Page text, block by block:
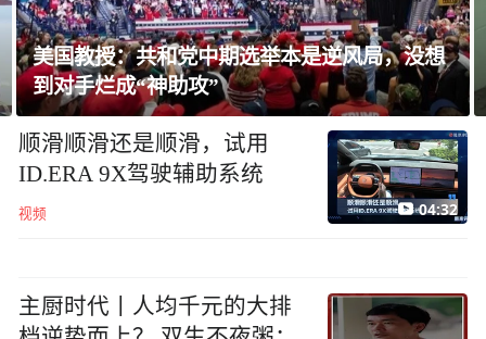
泰国校园枪击案已致8死，14岁枪手被曝长期
遭霸凌
顺滑顺滑还是顺滑，试用
ID.ERA 9X驾驶辅助系统
视频 04:32
主厨时代丨人均千元的大排